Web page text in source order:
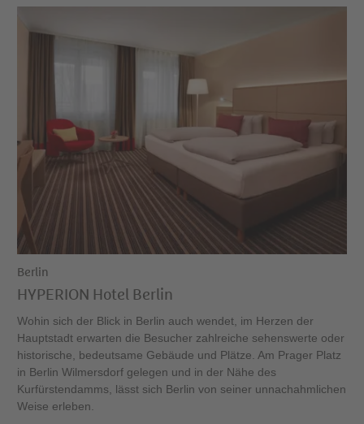
Berlin
HYPERION Hotel Berlin
Wohin sich der Blick in Berlin auch wendet, im Herzen der
Hauptstadt erwarten die Besucher zahlreiche sehenswerte oder
historische, bedeutsame Gebäude und Plätze. Am Prager Platz
in Berlin Wilmersdorf gelegen und in der Nähe des
Kurfürstendamms, lässt sich Berlin von seiner unnachahmlichen
Weise erleben.